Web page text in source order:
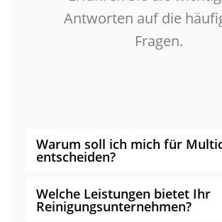
Antworten auf die
Fragen.
Warum soll ich mich für
entscheiden?
Welche Leistungen bietet Ihr
Reinigungsunternehmen?